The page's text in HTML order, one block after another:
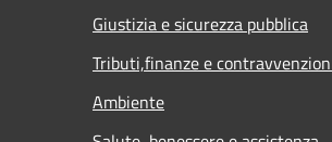
Giustizia e sicurezza pubblica
Tributi,finanze e
Ambiente